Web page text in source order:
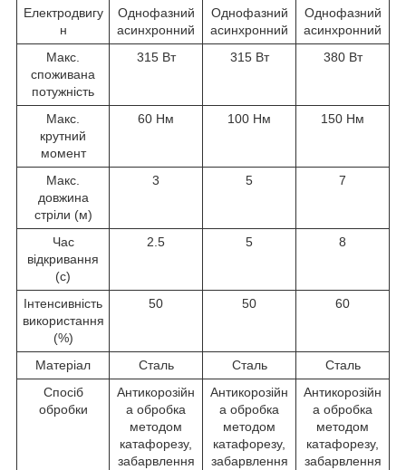
Електродвигу
н
Однофазний
асинхронний
Однофазний
асинхронний
Однофазний
асинхронний
Макс.
споживана
потужність
315 Вт 315 Вт 380 Вт
Макс.
крутний
момент
60 Нм 100 Нм 150 Нм
Макс.
довжина
стріли (м)
3 5 7
Час
відкривання
(с)
2.5 5 8
Інтенсивність
використання
(%)
50 50 60
Матеріал Сталь Сталь
Сталь
Спосіб
обробки
Антикорозійн
а обробка
методом
катафорезу,
забарвлення
Антикорозійн
а обробка
методом
катафорезу,
забарвлення
Антикорозійн
а обробка
методом
катафорезу,
забарвлення